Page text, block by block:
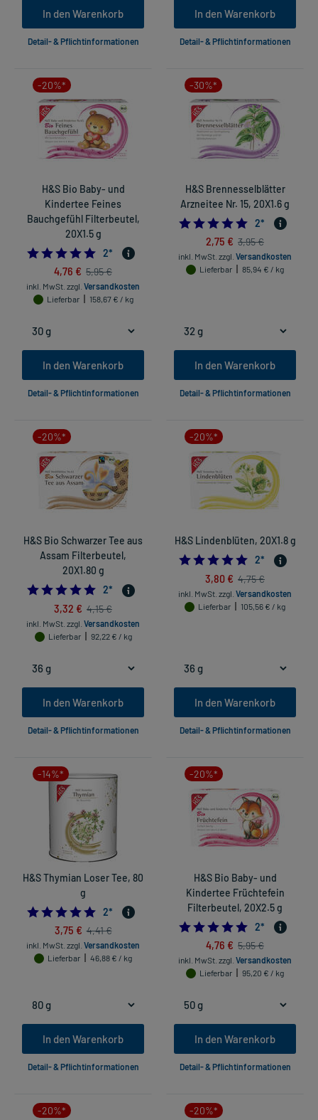
In den Warenkorb
Detail- & Pflichtinformationen
In den Warenkorb
Detail- & Pflichtinformationen
-20%*
H&S Bio Baby- und
Kindertee Feines
Bauchgefühl Filterbeutel,
20X1.5 g
5.0
2*
4,76 € 5,95 €
inkl. MwSt. zzgl. Versandkosten
Lieferbar
158,67 € / kg
In den Warenkorb
Detail- & Pflichtinformationen
-30%*
H&S Brennesselblätter
Arzneitee Nr. 15, 20X1.6 g
5.0
2*
2,75 € 3,95 €
inkl. MwSt. zzgl. Versandkosten
Lieferbar
85,94 € / kg
In den Warenkorb
Detail- & Pflichtinformationen
-20%*
H&S Bio Schwarzer Tee aus
Assam Filterbeutel,
20X1.80 g
5.0
2*
3,32 € 4,15 €
inkl. MwSt. zzgl. Versandkosten
Lieferbar
92,22 € / kg
In den Warenkorb
Detail- & Pflichtinformationen
-20%*
H&S Lindenblüten, 20X1.8 g
5.0
2*
3,80 € 4,75 €
inkl. MwSt. zzgl. Versandkosten
Lieferbar
105,56 € / kg
In den Warenkorb
Detail- & Pflichtinformationen
-14%*
H&S Thymian Loser Tee, 80
g
5.0
2*
3,75 € 4,41 €
inkl. MwSt. zzgl. Versandkosten
Lieferbar
46,88 € / kg
In den Warenkorb
Detail- & Pflichtinformationen
-20%*
H&S Bio Baby- und
Kindertee Früchtefein
Filterbeutel, 20X2.5 g
5.0
2*
4,76 € 5,95 €
inkl. MwSt. zzgl. Versandkosten
Lieferbar
95,20 € / kg
In den Warenkorb
Detail- & Pflichtinformationen
-20%* -20%*